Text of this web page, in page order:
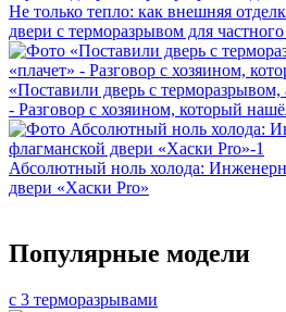
Не только тепло: как внешняя
двери с терморазрывом для
«Поставили дверь с терморазрывом,
- Разговор с хозяином, который
Абсолютный ноль холода:
двери «Хаски Pro»
Популярные модели
с 3 терморазрывами